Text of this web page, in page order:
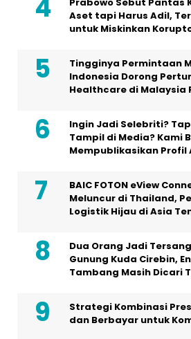
Aset tapi Harus Adil,
untuk Miskinkan
Tingginya Permintaan
Indonesia Dorong
Healthcare di Malaysia
Ingin Jadi Selebriti?
Tampil di Media? Kami
Mempublikasikan Profil
BAIC FOTON eView
Meluncur di Thailand,
Logistik Hijau di Asia
Dua Orang Jadi
Gunung Kuda Cirebin,
Tambang Masih Dicari
Strategi Kombinasi
dan Berbayar untuk